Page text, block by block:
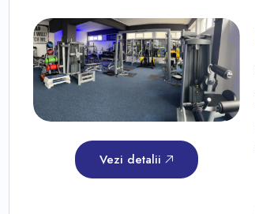
Vezi detalii